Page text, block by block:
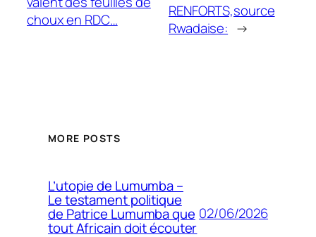
choux en RDC…
RENFORTS,source
Rwadaise: →
MORE POSTS
L’utopie de Lumumba –
Le testament politique
de Patrice Lumumba que
tout Africain doit écouter
02/06/2026